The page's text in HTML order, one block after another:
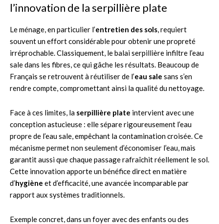
l’innovation de la serpillière plate
Le ménage, en particulier l’entretien des sols, requiert
souvent un effort considérable pour obtenir une propreté
irréprochable. Classiquement, le balai serpillière infiltre l’eau
sale dans les fibres, ce qui gâche les résultats. Beaucoup de
Français se retrouvent à réutiliser de l’eau sale sans s’en
rendre compte, compromettant ainsi la qualité du nettoyage.
Face à ces limites, la serpillière plate intervient avec une
conception astucieuse : elle sépare rigoureusement l’eau
propre de l’eau sale, empêchant la contamination croisée. Ce
mécanisme permet non seulement d’économiser l’eau, mais
garantit aussi que chaque passage rafraîchit réellement le sol.
Cette innovation apporte un bénéfice direct en matière
d’hygiène et d’efficacité, une avancée incomparable par
rapport aux systèmes traditionnels.
Exemple concret, dans un foyer avec des enfants ou des